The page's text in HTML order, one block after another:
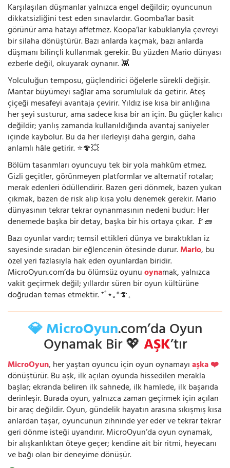
Karşılaşılan düşmanlar yalnızca engel değildir; oyuncunun
dikkatsizliğini test eden sınavlardır. Goomba’lar basit
görünür ama hatayı affetmez. Koopa’lar kabuklarıyla çevreyi
bir silaha dönüştürür. Bazı anlarda kaçmak, bazı anlarda
düşmanı bilinçli kullanmak gerekir. Bu yüzden Mario dünyası
ezberle değil, okuyarak oynanır. 👾
Yolculuğun temposu, güçlendirici öğelerle sürekli değişir.
Mantar büyümeyi sağlar ama sorumluluk da getirir. Ateş
çiçeği mesafeyi avantaja çevirir. Yıldız ise kısa bir anlığına
her şeyi susturur, ama sadece kısa bir an için. Bu güçler kalıcı
değildir; yanlış zamanda kullanıldığında avantaj saniyeler
içinde kaybolur. Bu da her ilerleyişi daha gergin, daha
anlamlı hâle getirir. ⭐🍄💥
Bölüm tasarımları oyuncuyu tek bir yola mahkûm etmez.
Gizli geçitler, görünmeyen platformlar ve alternatif rotalar;
merak edenleri ödüllendirir. Bazen geri dönmek, bazen yukarı
çıkmak, bazen de risk alıp kısa yolu denemek gerekir. Mario
dünyasının tekrar tekrar oynanmasının nedeni budur: Her
denemede başka bir detay, başka bir his ortaya çıkar. 🚩🧱
Bazı oyunlar vardır; temsil ettikleri dünya ve bıraktıkları iz
sayesinde sıradan bir eğlencenin ötesinde durur.Mario, bu
özel yeri fazlasıyla hak eden oyunlardan biridir.
MicroOyun.com’da bu ölümsüz oyunuoynamak, yalnızca
vakit geçirmek değil; yıllardır süren bir oyun kültürüne
doğrudan temas etmektir. ⁺˚⋆｡°🍄₊
💎 MicroOyun.com’da Oyun
Oynamak Bir 💖AŞK’tır
MicroOyun, her yaştan oyuncu için oyun oynamayıaşka ❤️
dönüştürür. Bu aşk, ilk açılan oyunda hissedilen merakla
başlar; ekranda beliren ilk sahnede, ilk hamlede, ilk başarıda
derinleşir. Burada oyun, yalnızca zaman geçirmek için açılan
bir araç değildir. Oyun, gündelik hayatın arasına sıkışmış kısa
anlardan taşar, oyuncunun zihninde yer eder ve tekrar tekrar
geri dönme isteği uyandırır. MicroOyun’da oyun oynamak,
bir alışkanlıktan öteye geçer; kendine ait bir ritmi, heyecanı
ve bağı olan bir deneyime dönüşür.